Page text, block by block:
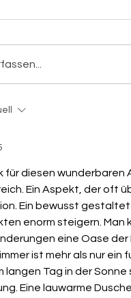
für diesen
Ein Aspekt, der oft
Ein bewusst
enorm steigern. Man
eine Oase
ist mehr als nur ein
langen Tag in der
Eine lauwarme